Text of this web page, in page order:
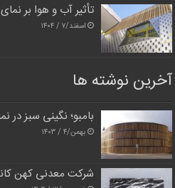
تأثیر آب و هوا بر
اسفند/۷ / ۱۴۰۴
آخرین نوشته ها
بامبو؛ نگینی سبز در
بهمن/۴ / ۱۴۰۳
شرکت معدنی کهن